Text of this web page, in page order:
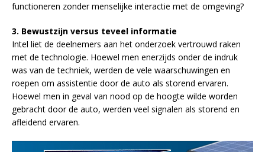
functioneren zonder menselijke interactie met de omgeving?
3. Bewustzijn versus teveel informatie
Intel liet de deelnemers aan het onderzoek vertrouwd raken
met de technologie. Hoewel men enerzijds onder de indruk
was van de techniek, werden de vele waarschuwingen en
roepen om assistentie door de auto als storend ervaren.
Hoewel men in geval van nood op de hoogte wilde worden
gebracht door de auto, werden veel signalen als storend en
afleidend ervaren.